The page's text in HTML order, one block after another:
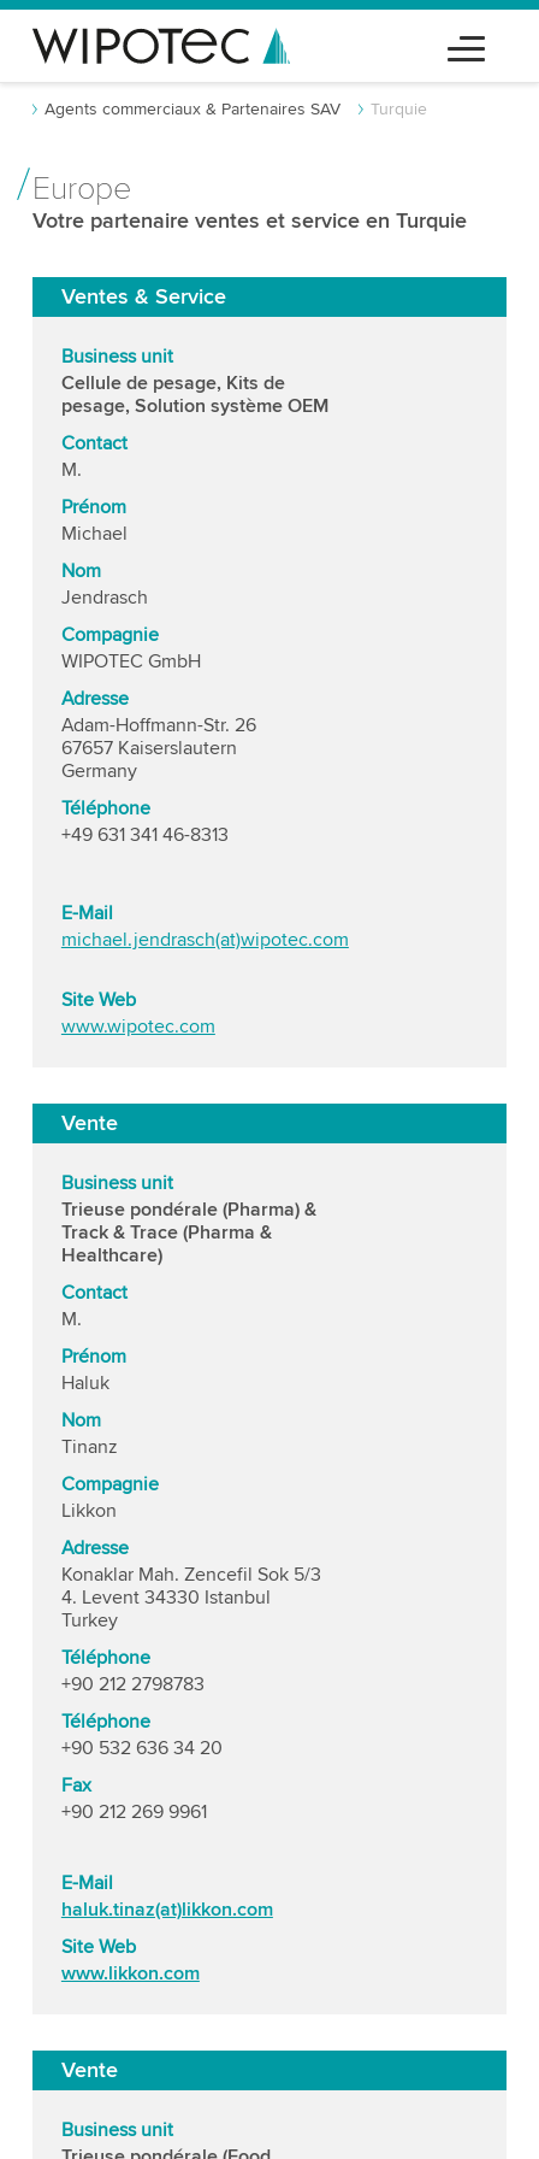
Agents commerciaux & Partenaires SAV Turquie
Europe
Votre partenaire ventes et service en Turquie
Ventes & Service
Business unit
Cellule de pesage, Kits de
pesage, Solution système OEM
Contact
M.
Prénom
Michael
Nom
Jendrasch
Compagnie
WIPOTEC GmbH
Adresse
Adam-Hoffmann-Str. 26
67657 Kaiserslautern
Germany
Téléphone
+49 631 341 46-8313
E-Mail
michael.jendrasch(at)wipotec.com
Site Web
www.wipotec.com
Vente
Business unit
Trieuse pondérale (Pharma) &
Track & Trace (Pharma &
Healthcare)
Contact
M.
Prénom
Haluk
Nom
Tinanz
Compagnie
Likkon
Adresse
Konaklar Mah. Zencefil Sok 5/3
4. Levent 34330 Istanbul
Turkey
Téléphone
+90 212 2798783
Téléphone
+90 532 636 34 20
Fax
+90 212 269 9961
E-Mail
haluk.tinaz(at)likkon.com
Site Web
www.likkon.com
Vente
Business unit